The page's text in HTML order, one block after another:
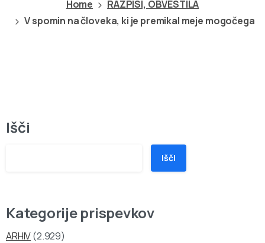
Home
RAZPISI, OBVESTILA
V spomin na človeka, ki je premikal meje mogočega
Išči
Išči
Kategorije prispevkov
ARHIV(2.929)